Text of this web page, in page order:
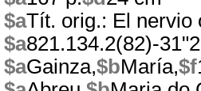
$aTít. orig.: El nervio
$a821.134.2(82)-
$aGainza,$bMaría,$f